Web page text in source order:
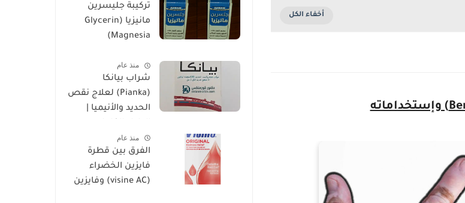
تركيبة جليسرين
مانيزيا (Glycerin
Magnesia)
منذ عام
شراب بيانكا
(Pianka) لعلاج نقص
الحديد والأنيميا |
منذ عام
الفرق بين قطرة
فايزين الخضراء
(visine AC) وفايزين